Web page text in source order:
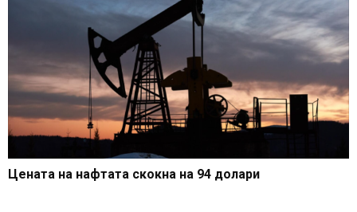
Цената на нафтата скокна на 94 долари